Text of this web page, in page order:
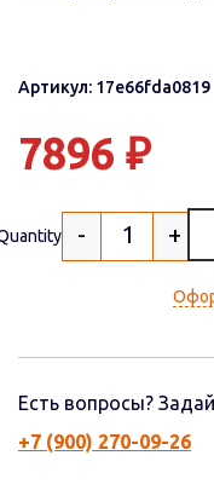
Артикул: 17e66fda0819
7896 ₽
- +
Есть вопросы?
+7 (900) 270-09-26